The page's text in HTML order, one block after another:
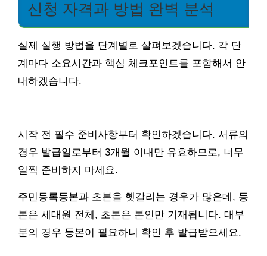
신청 자격과 방법 완벽 분석
실제 실행 방법을 단계별로 살펴보겠습니다. 각 단
계마다 소요시간과 핵심 체크포인트를 포함해서 안
내하겠습니다.
시작 전 필수 준비사항부터 확인하겠습니다. 서류의
경우 발급일로부터 3개월 이내만 유효하므로, 너무
일찍 준비하지 마세요.
주민등록등본과 초본을 헷갈리는 경우가 많은데, 등
본은 세대원 전체, 초본은 본인만 기재됩니다. 대부
분의 경우 등본이 필요하니 확인 후 발급받으세요.